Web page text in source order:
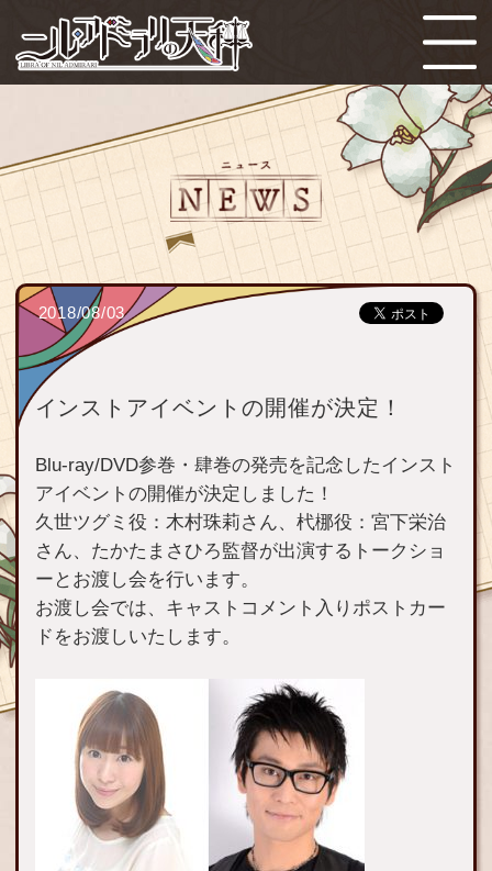
2018/08/03
インストアイベントの開催が決定！
Blu-ray/DVD参巻・肆巻の発売を記念したインスト
アイベントの開催が決定しました！
久世ツグミ役：木村珠莉さん、杙梛役：宮下栄治
さん、たかたまさひろ監督が出演するトークショ
ーとお渡し会を行います。
お渡し会では、キャストコメント入りポストカー
ドをお渡しいたします。